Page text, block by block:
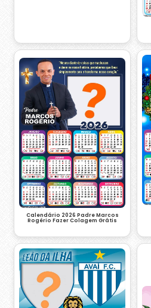
Calendário 2026 Padre Marcos
Rogério Fazer Colagem Grátis